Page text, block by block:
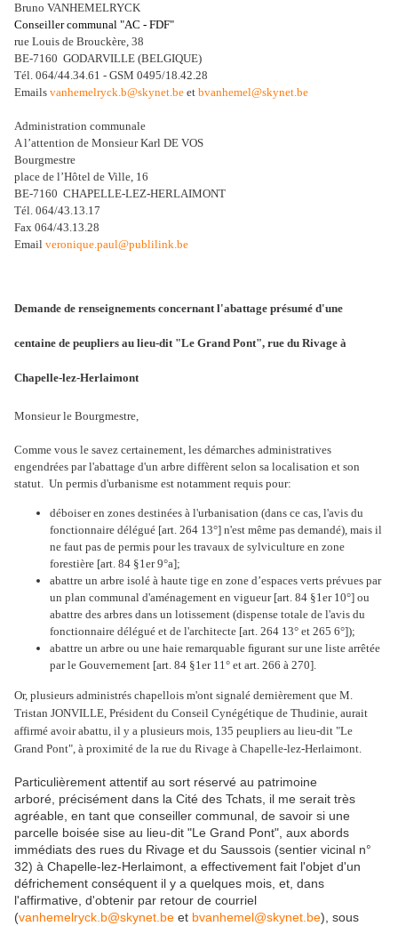
Bruno VANHEMELRYCK
Conseiller communal "AC - FDF"
rue Louis de Brouckère, 38
BE-7160 GODARVILLE (BELGIQUE)
Tél. 064/44.34.61 - GSM 0495/18.42.28
Emails vanhemelryck.b@skynet.be et bvanhemel@skynet.be
Administration communale
A l’attention de Monsieur Karl DE VOS
Bourgmestre
place de l’Hôtel de Ville, 16
BE‑7160 CHAPELLE‑LEZ‑HERLAIMONT
Tél. 064/43.13.17
Fax 064/43.13.28
Email veronique.paul@publilink.be
Demande de renseignements concernant l'abattage présumé d'une
centaine de peupliers au lieu-dit "Le Grand Pont", rue du Rivage à
Chapelle-lez-Herlaimont
Monsieur le Bourgmestre,
Comme vous le savez certainement, les démarches administratives
engendrées par l'abattage d'un arbre diffèrent selon sa localisation et son
statut. Un permis d'urbanisme est notamment requis pour:
déboiser en zones destinées à l'urbanisation (dans ce cas, l'avis du
fonctionnaire délégué [art. 264 13°] n'est même pas demandé), mais il
ne faut pas de permis pour les travaux de sylviculture en zone
forestière [art. 84 §1er 9°a];
abattre un arbre isolé à haute tige en zone d’espaces verts prévues par
un plan communal d'aménagement en vigueur [art. 84 §1er 10°] ou
abattre des arbres dans un lotissement (dispense totale de l'avis du
fonctionnaire délégué et de l'architecte [art. 264 13° et 265 6°]);
abattre un arbre ou une haie remarquable ﬁgurant sur une liste arrêtée
par le Gouvernement [art. 84 §1er 11° et art. 266 à 270].
Or, plusieurs administrés chapellois m'ont signalé dernièrement que M.
Tristan JONVILLE, Président du Conseil Cynégétique de Thudinie, aurait
affirmé avoir abattu, il y a plusieurs mois, 135 peupliers au lieu-dit "Le
Grand Pont", à proximité de la rue du Rivage à Chapelle-lez-Herlaimont.
Particulièrement attentif au sort réservé au patrimoine
arboré, précisément dans la Cité des Tchats, il me serait très
agréable, en tant que conseiller communal, de savoir si une
parcelle boisée sise au lieu-dit "Le Grand Pont", aux abords
immédiats des rues du Rivage et du Saussois (sentier vicinal n°
32) à Chapelle-lez-Herlaimont, a effectivement fait l'objet d'un
défrichement conséquent il y a quelques mois, et, dans
l'affirmative, d'obtenir par retour de courriel
(vanhemelryck.b@skynet.be et bvanhemel@skynet.be), sous